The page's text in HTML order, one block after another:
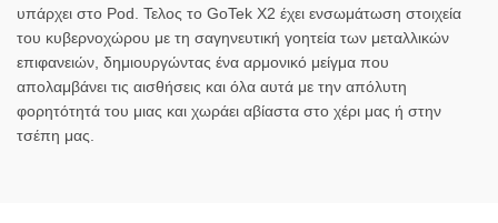
υπάρχει στο Pod. Τελος το GoTek X2 έχει ενσωμάτωση στοιχεία
του κυβερνοχώρου με τη σαγηνευτική γοητεία των μεταλλικών
επιφανειών, δημιουργώντας ένα αρμονικό μείγμα που
απολαμβάνει τις αισθήσεις και όλα αυτά με την απόλυτη
φορητότητά του μιας και χωράει αβίαστα στο χέρι μας ή στην
τσέπη μας.